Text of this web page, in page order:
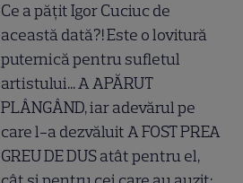
Ce a pățit Igor Cuciuc de
această dată?! Este o lovitură
puternică pentru sufletul
artistului... A APĂRUT
PLÂNGÂND, iar adevărul pe
care l-a dezvăluit A FOST PREA
GREU DE DUS atât pentru el,